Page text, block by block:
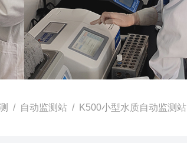
/ 自动监测站 / K500小型水质自动监测站